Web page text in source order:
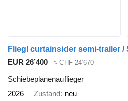
Fliegl curtainsider semi-trailer /
EUR 26’400
≈ CHF 24’670
Schiebeplanenauflieger
2026
Zustand neu